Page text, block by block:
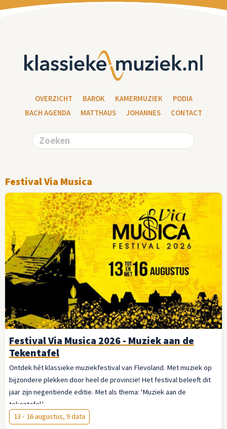
OVERZICHT BAROK KAMERMUZIEK
PODIA
BACH AGENDA
MATTHAUS JOHANNES CONTACT
Festival Via Musica
Festival Via Musica 2026 - Muziek aan de
Tekentafel
Ontdek hét klassieke muziekfestival van Flevoland. Met muziek op
bijzondere plekken door heel de provincie! Het festival beleeft dit
jaar zijn negentiende editie. Met als thema: 'Muziek aan de
tekentafel.'
13 - 16 augustus, 9 data